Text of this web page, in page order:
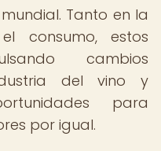
Tanto en la
consumo, estos
cambios
del vino y
para
por igual.